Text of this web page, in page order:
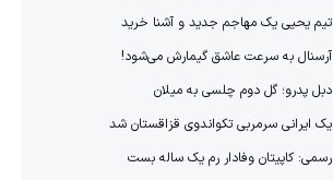
تیم یحیی یک مهاجم جدید و آشنا خرید
آرسنال به سرعت عاشق گیمارش می‌شود!
دبل پدرو؛ گل دوم چلسی به میلان
یک ایرانی سرمربی تکواندوی قزاقستان شد
رسمی: کاپیتان وفادار رم یک ساله بست